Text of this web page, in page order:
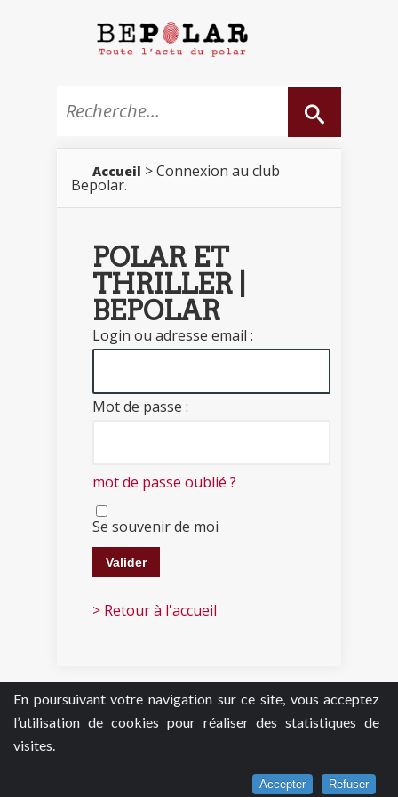
En poursuivant votre navigation sur ce site, vous acceptez
l’utilisation de cookies pour réaliser des statistiques de
visites.
Accepter Refuser
Accueil > Connexion au club
Bepolar.
POLAR ET
THRILLER |
BEPOLAR
Login ou adresse email :
Mot de passe :
mot de passe oublié ?
Se souvenir de moi
> Retour à l'accueil